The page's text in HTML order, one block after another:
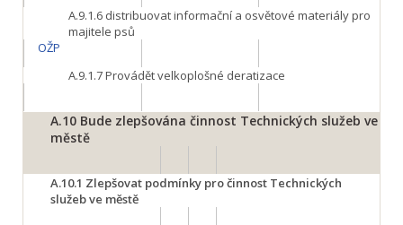
A.9.1.6 distribuovat informační a osvětové materiály pro
majitele psů
OŽP
A.9.1.7Provádět velkoplošné deratizace
A.10 Bude zlepšována činnost Technických služeb ve
městě
A.10.1 Zlepšovat podmínky pro činnost Technických
služeb ve městě